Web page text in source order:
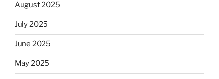
August 2025
July 2025
June 2025
May 2025